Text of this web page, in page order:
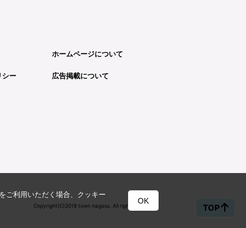
ホームページについて
シー 広告掲載について
Copyright(C)2018 town nagasu. All rights reserved. TOP
ご利用いただく場合、クッキー
OK